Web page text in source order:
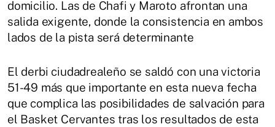
domicilio. Las de Chafi y Maroto afrontan una
salida exigente, donde la consistencia en ambos
lados de la pista será determinante
El derbi ciudadrealeño se saldó con una victoria
51-49 más que importante en esta nueva fecha
que complica las posibilidades de salvación para
el Basket Cervantes tras los resultados de esta